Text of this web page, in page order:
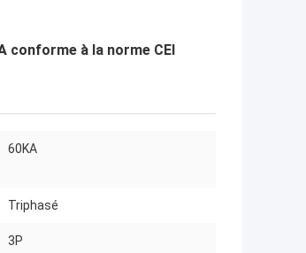
conforme à la norme CEI
60KA
Triphasé
3P